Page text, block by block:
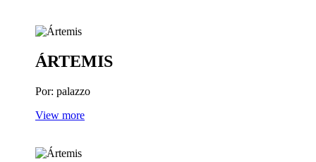
ÁRTEMIS
Por: palazzo
View more